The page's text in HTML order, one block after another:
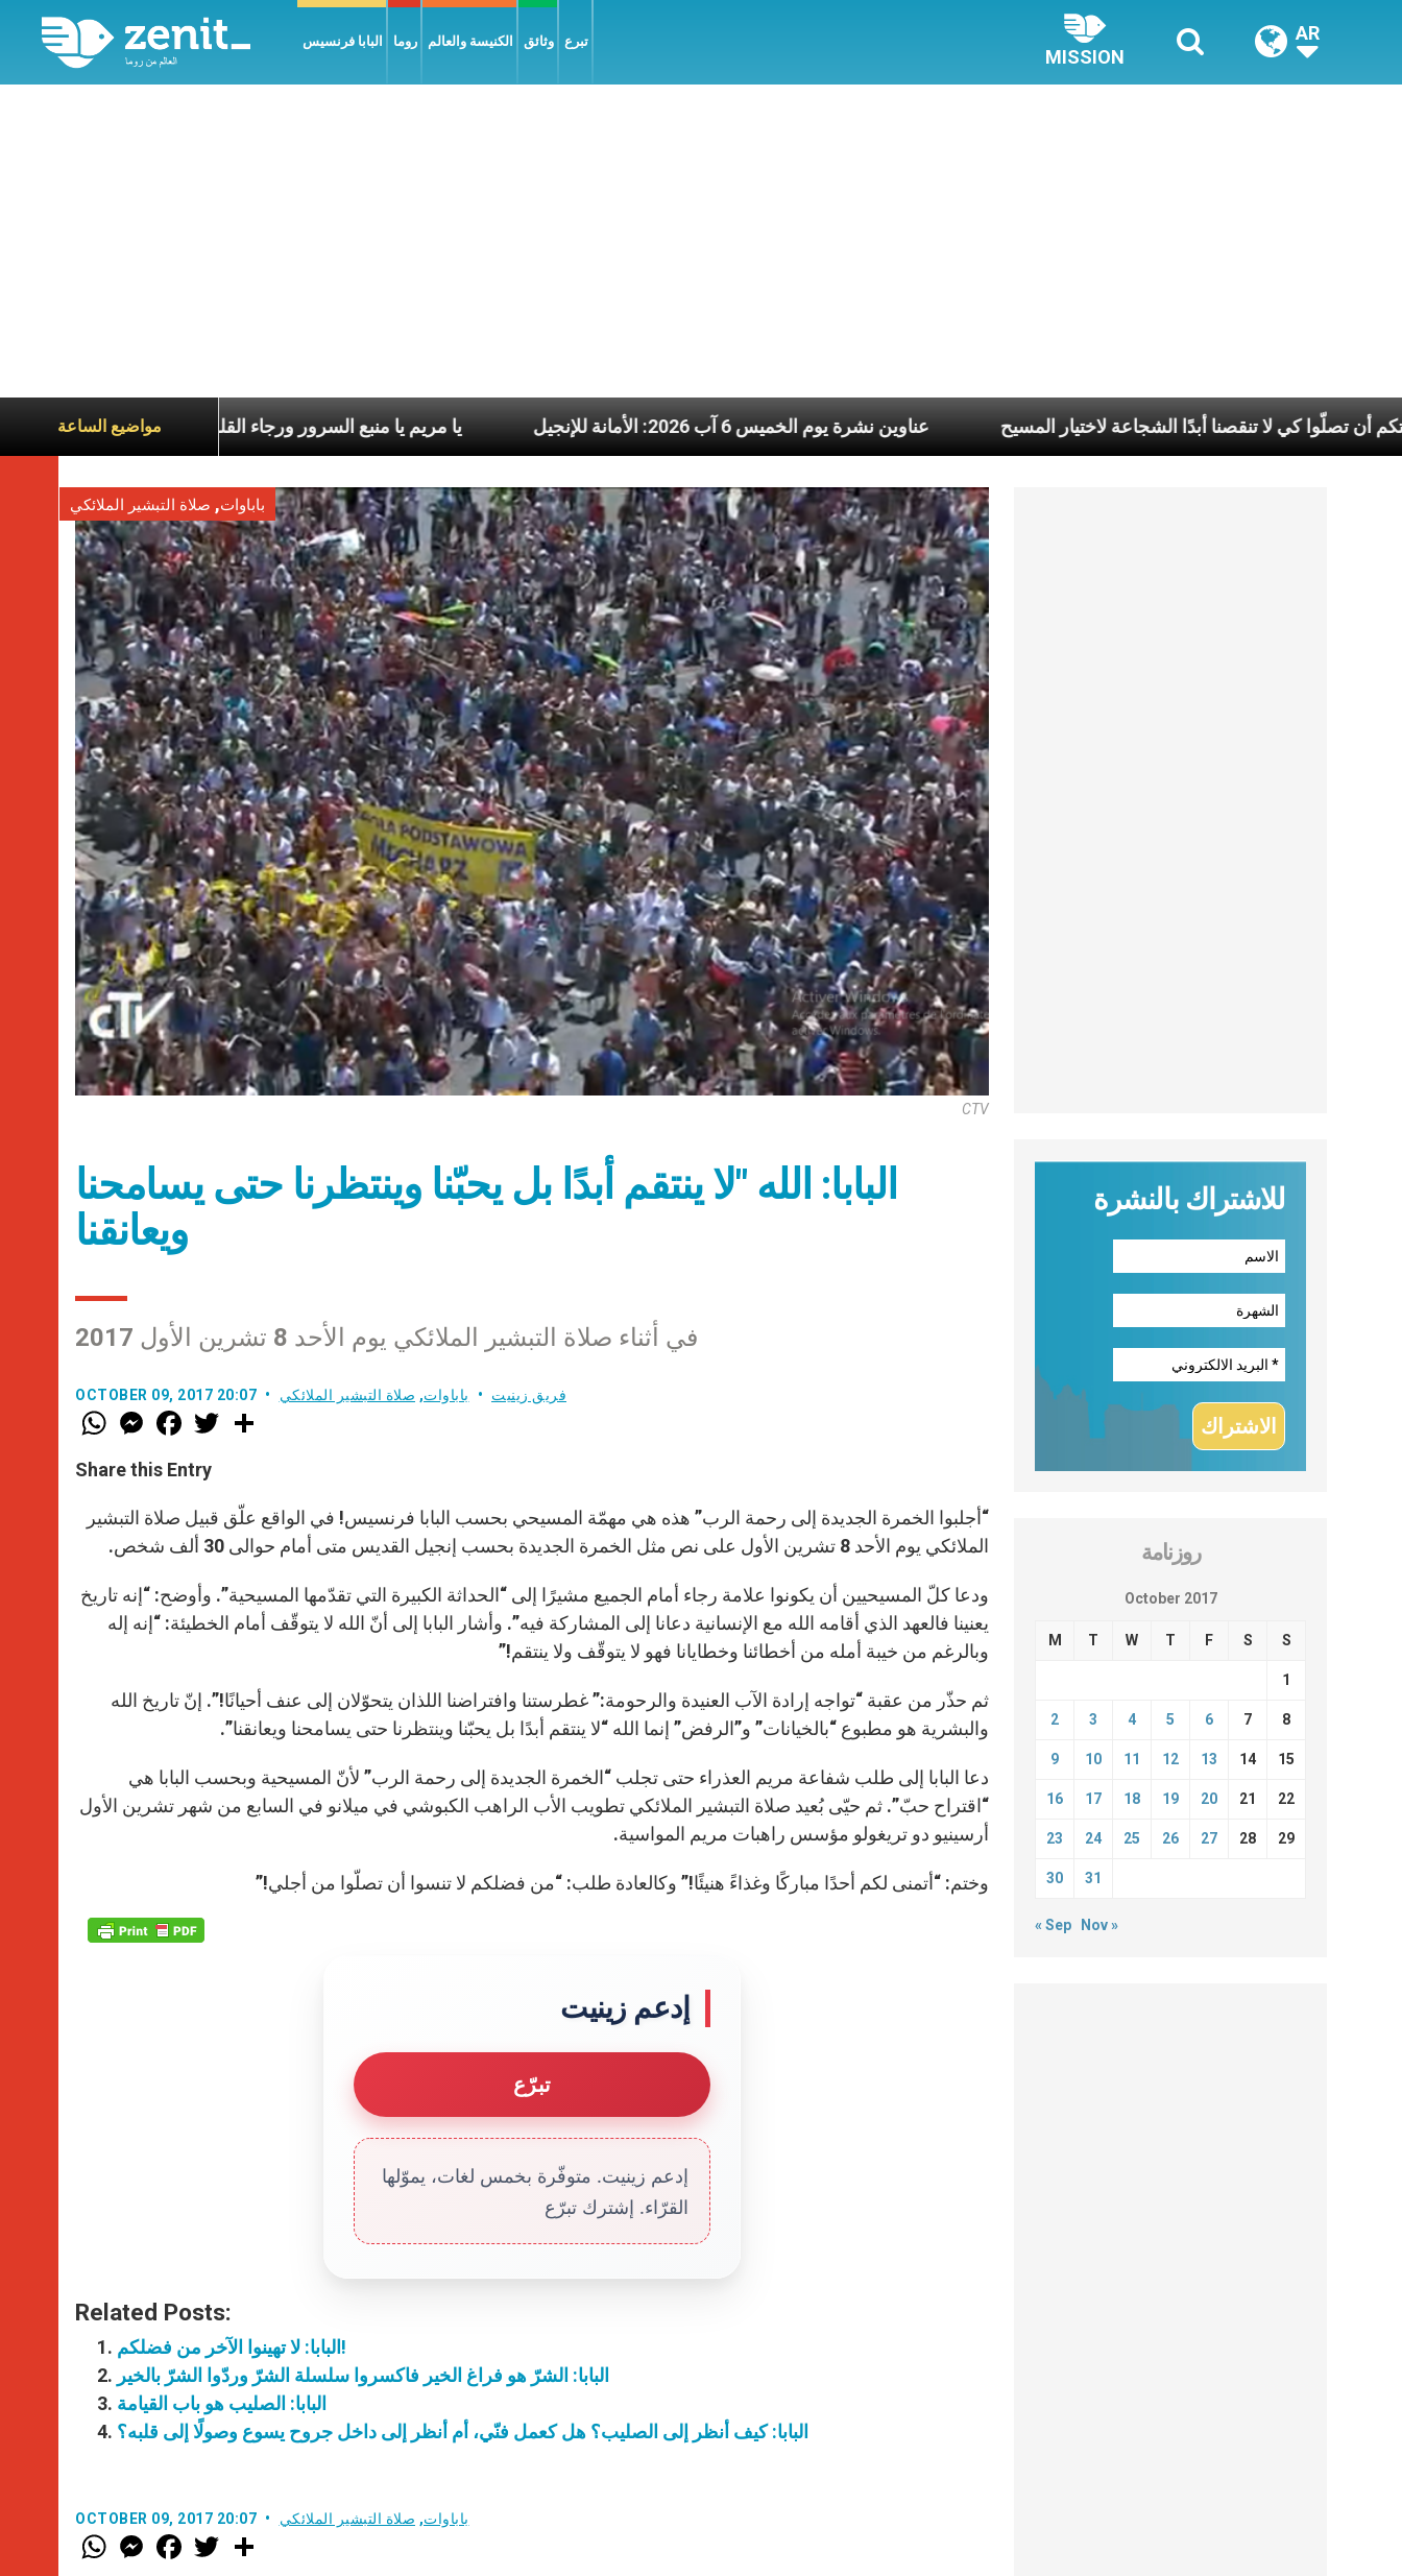
البابا فرنسيس روما الكنيسة والعالم وثائق تبرع
MISSION
AR
مواضيع الساعة
يا مريم يا منبع السرور ورجاء القلوب عناوين نشرة يوم الخميس 6 آب 2026: الأمانة للإنجيل نطلب من قداستكم أن تصلّوا كي لا تنقصنا أبدًا الشجاعة لاختيار المسيح
باباوات, صلاة التبشير الملائكي
CTV
البابا: الله "لا ينتقم أبدًا بل يحبّنا وينتظرنا حتى يسامحنا
ويعانقنا
في أثناء صلاة التبشير الملائكي يوم الأحد 8 تشرين الأول 2017
OCTOBER 09, 2017 20:07 فريق زينيت باباوات, صلاة التبشير الملائكي
W
h
t
s
p
p
M
e
s
e
g
e
r
F
a
e
b
o
k
w
Share this Entry
“أجلبوا الخمرة الجديدة إلى رحمة الرب” هذه هي مهمّة المسيحي بحسب البابا فرنسيس! في الواقع علّق قبيل صلاة التبشير
الملائكي يوم الأحد 8 تشرين الأول على نص مثل الخمرة الجديدة بحسب إنجيل القديس متى أمام حوالى 30 ألف شخص.
ودعا كلّ المسيحيين أن يكونوا علامة رجاء أمام الجميع مشيرًا إلى “الحداثة الكبيرة التي تقدّمها المسيحية”. وأوضح: “إنه تاريخ
يعنينا فالعهد الذي أقامه الله مع الإنسانية دعانا إلى المشاركة فيه”. وأشار البابا إلى أنّ الله لا يتوقّف أمام الخطيئة: “إنه إله
وبالرغم من خيبة أمله من أخطائنا وخطايانا فهو لا يتوقّف ولا ينتقم!”
ثم حذّر من عقبة “تواجه إرادة الآب العنيدة والرحومة:” غطرستنا وافتراضنا اللذان يتحوّلان إلى عنف أحيانًا!”. إنّ تاريخ الله
والبشرية هو مطبوع “بالخيانات” و”الرفض” إنما الله “لا ينتقم أبدًا بل يحبّنا وينتظرنا حتى يسامحنا ويعانقنا”.
دعا البابا إلى طلب شفاعة مريم العذراء حتى تجلب “الخمرة الجديدة إلى رحمة الرب” لأنّ المسيحية وبحسب البابا هي
“اقتراح حبّ”. ثم حيّى بُعيد صلاة التبشير الملائكي تطويب الأب الراهب الكبوشي في ميلانو في السابع من شهر تشرين الأول
أرسينيو دو تريغولو مؤسس راهبات مريم المواسية.
وختم: “أتمنى لكم أحدًا مباركًا وغذاءً هنيئًا!” وكالعادة طلب: “من فضلكم لا تنسوا أن تصلّوا من أجلي!”
إدعم زينيت
تبرّع
إدعم زينيت. متوفّرة بخمس لغات، يموّلها
القرّاء. إشترك تبرّع
Related Posts:
البابا: لا تهينوا الآخر من فضلكم!
البابا: الشرّ هو فراغ الخير فاكسروا سلسلة الشرّ وردّوا الشرّ بالخير
البابا: الصليب هو باب القيامة
البابا: كيف أنظر إلى الصليب؟ هل كعمل فنّي، أم أنظر إلى داخل جروح يسوع وصولًا إلى قلبه؟
OCTOBER 09, 2017 20:07 باباوات, صلاة التبشير الملائكي
W
h
M
e
F
a w
للاشتراك بالنشرة
روزنامة
October 2017
M T W T F S S
1
2 3 4 5 6 7 8
9 10 11 12 13 14 15
16 17 18 19 20 21 22
23 24 25 26 27 28 29
30 31
« Sep Nov »